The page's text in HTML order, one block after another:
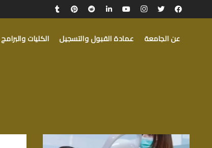
عن الجامعة عمادة القبول والتسجيل الكليات والبرامج